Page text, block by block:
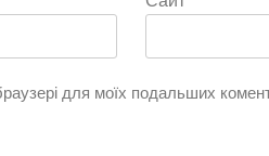
для моїх подальших